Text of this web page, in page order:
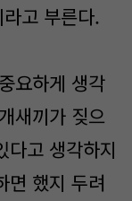
고 부른다.
요하게 생각
새끼가 짖으
다고 생각하지
면 했지 두려